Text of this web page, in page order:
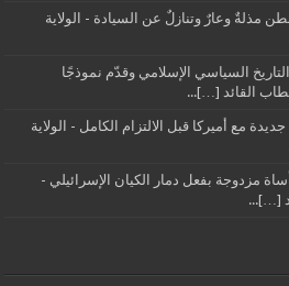
مذلةٌ وعارٌ وتنازلٌ عن السيادة - الولاية
السياسي الإسلامي وقدّم نموذجًا
القائد […]...
مع أميركا قبل الالتزام الكامل - الولاية
مزدوجة بفعل دمار الكيان الإسرائيلي -
[…]...